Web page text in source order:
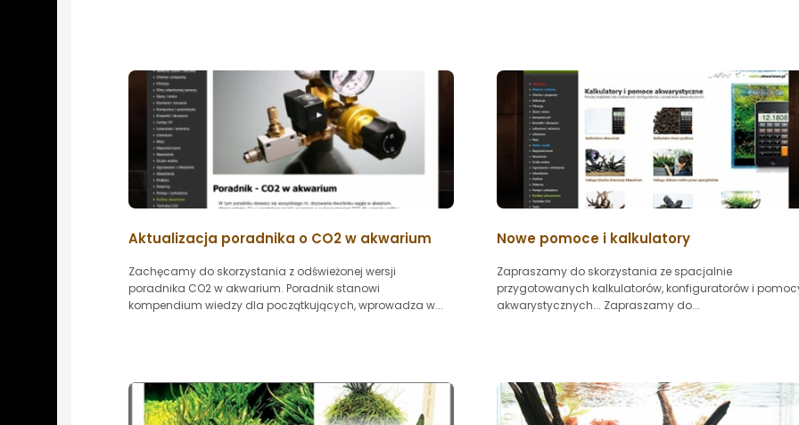
Aktualizacja poradnika o CO2 w akwarium
Zachęcamy do skorzystania z odświeżonej wersji
poradnika CO2 w akwarium. Poradnik stanowi
kompendium wiedzy dla początkujących, wprowadza w...
Nowe pomoce i kalkulatory
Zapraszamy do skorzystania ze spacjalnie
przygotowanych kalkulatorów, konfiguratorów i
akwarystycznych... Zapraszamy do...